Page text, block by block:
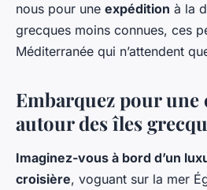
nous pour une expédition à la
grecques moins connues, ces
Méditerranée qui n’attendent
Embarquez pour
autour des îles
Imaginez-vous à bord d’un
croisière, voguant sur la mer